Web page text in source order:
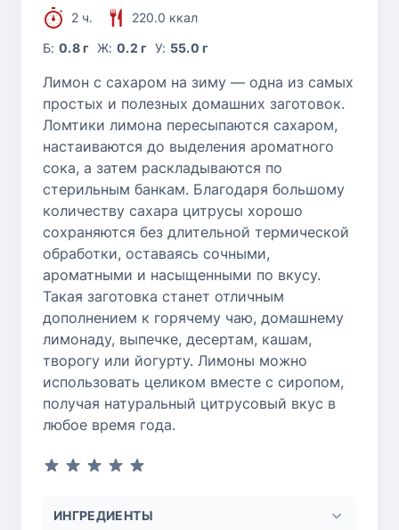
2 ч.
220.0 ккал
Б:0.8 г Ж: 0.2 г У: 55.0 г
Лимон с сахаром на зиму — одна из самых
простых и полезных домашних заготовок.
Ломтики лимона пересыпаются сахаром,
настаиваются до выделения ароматного
сока, а затем раскладываются по
стерильным банкам. Благодаря большому
количеству сахара цитрусы хорошо
сохраняются без длительной термической
обработки, оставаясь сочными,
ароматными и насыщенными по вкусу.
Такая заготовка станет отличным
дополнением к горячему чаю, домашнему
лимонаду, выпечке, десертам, кашам,
творогу или йогурту. Лимоны можно
использовать целиком вместе с сиропом,
получая натуральный цитрусовый вкус в
любое время года.
ИНГРЕДИЕНТЫ